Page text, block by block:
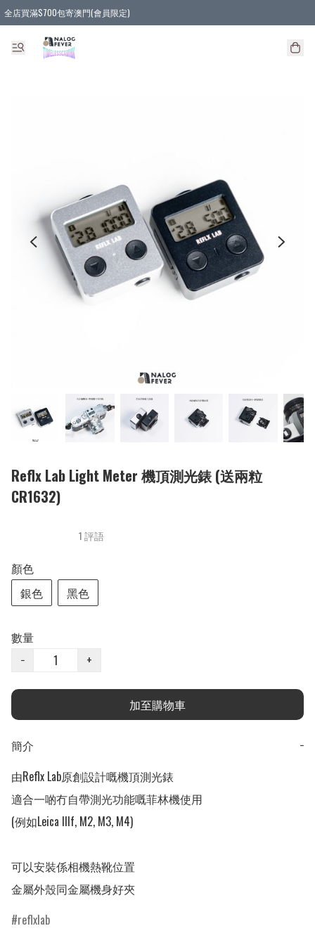
全店買滿$700包寄澳門(會員限定)
全店買滿3件貨品, 包寄順豐智能櫃/順豐站
全店買滿$580或5件貨品, 包寄順豐上門(會員限定)
Reflx Lab Light Meter 機頂測光錶 (送兩粒
CR1632)
1 評語
顏色
銀色
黑色
數量
−
+
加至購物車
簡介
−
由Reflx Lab原創設計嘅機頂測光錶
適合一啲冇自帶測光功能嘅菲林機使用
(例如Leica IIIf, M2, M3, M4)
可以安裝係相機熱靴位置
金屬外殼同金屬機身好夾
reflxlab